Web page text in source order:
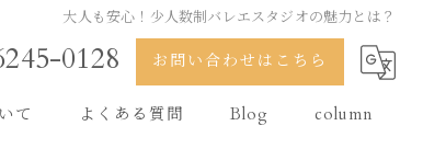
大人も安心！少人数制バレエスタジオの魅力とは？
0128 お問い合わせはこちら
て よくある質問 Blog column